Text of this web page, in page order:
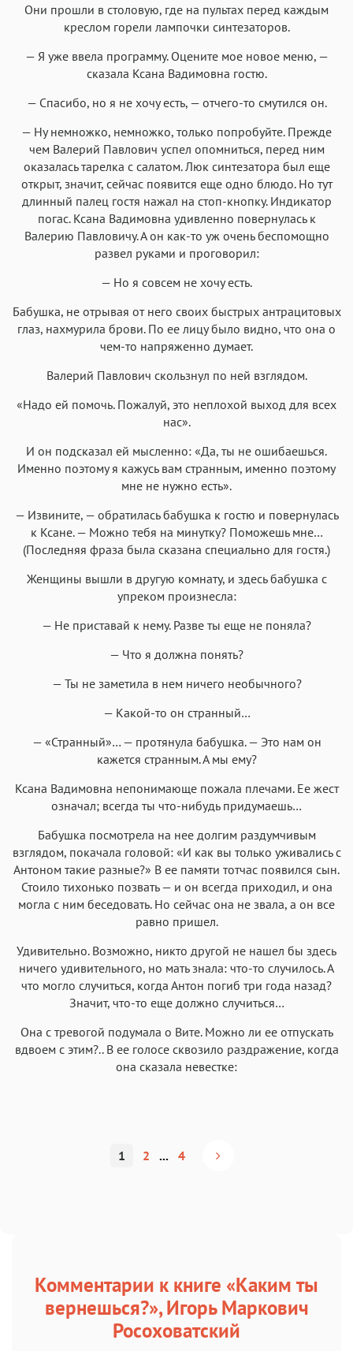
Они прошли в столовую, где на пультах перед каждым
креслом горели лампочки синтезаторов.
— Я уже ввела программу. Оцените мое новое меню, —
сказала Ксана Вадимовна гостю.
— Спасибо, но я не хочу есть, — отчего-то смутился он.
— Ну немножко, немножко, только попробуйте. Прежде
чем Валерий Павлович успел опомниться, перед ним
оказалась тарелка с салатом. Люк синтезатора был еще
открыт, значит, сейчас появится еще одно блюдо. Но тут
длинный палец гостя нажал на стоп-кнопку. Индикатор
погас. Ксана Вадимовна удивленно повернулась к
Валерию Павловичу. А он как-то уж очень беспомощно
развел руками и проговорил:
— Но я совсем не хочу есть.
Бабушка, не отрывая от него своих быстрых антрацитовых
глаз, нахмурила брови. По ее лицу было видно, что она о
чем-то напряженно думает.
Валерий Павлович скользнул по ней взглядом.
«Надо ей помочь. Пожалуй, это неплохой выход для всех
нас».
И он подсказал ей мысленно: «Да, ты не ошибаешься.
Именно поэтому я кажусь вам странным, именно поэтому
мне не нужно есть».
— Извините, — обратилась бабушка к гостю и повернулась
к Ксане. — Можно тебя на минутку? Поможешь мне…
(Последняя фраза была сказана специально для гостя.)
Женщины вышли в другую комнату, и здесь бабушка с
упреком произнесла:
— Не приставай к нему. Разве ты еще не поняла?
— Что я должна понять?
— Ты не заметила в нем ничего необычного?
— Какой-то он странный…
— «Странный»… — протянула бабушка. — Это нам он
кажется странным. А мы ему?
Ксана Вадимовна непонимающе пожала плечами. Ее жест
означал; всегда ты что-нибудь придумаешь…
Бабушка посмотрела на нее долгим раздумчивым
взглядом, покачала головой: «И как вы только уживались с
Антоном такие разные?» В ее памяти тотчас появился сын.
Стоило тихонько позвать — и он всегда приходил, и она
могла с ним беседовать. Но сейчас она не звала, а он все
равно пришел.
Удивительно. Возможно, никто другой не нашел бы здесь
ничего удивительного, но мать знала: что-то случилось. А
что могло случиться, когда Антон погиб три года назад?
Значит, что-то еще должно случиться…
Она с тревогой подумала о Вите. Можно ли ее отпускать
вдвоем с этим?.. В ее голосе сквозило раздражение, когда
она сказала невестке:
1 2 ... 4
Комментарии к книге «Каким ты
вернешься?», Игорь Маркович
Росоховатский